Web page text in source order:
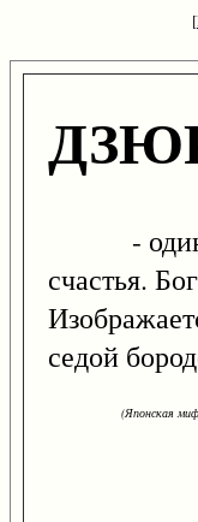
[
- один
счастья.
седой
(Японская